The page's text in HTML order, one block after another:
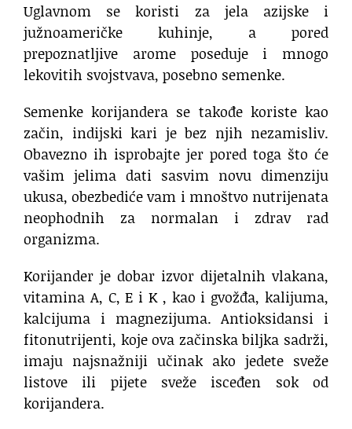
Uglavnom se koristi za jela azijske i
južnoameričke kuhinje, a pored
prepoznatljive arome poseduje i mnogo
lekovitih svojstvava, posebno semenke.
Semenke korijandera se takođe koriste kao
začin, indijski kari je bez njih nezamisliv.
Obavezno ih isprobajte jer pored toga što će
vašim jelima dati sasvim novu dimenziju
ukusa, obezbediće vam i mnoštvo nutrijenata
neophodnih za normalan i zdrav rad
organizma.
Korijander je dobar izvor dijetalnih vlakana,
vitamina A, C, E i K , kao i gvožđa, kalijuma,
kalcijuma i magnezijuma. Antioksidansi i
fitonutrijenti, koje ova začinska biljka sadrži,
imaju najsnažniji učinak ako jedete sveže
listove ili pijete sveže isceđen sok od
korijandera.